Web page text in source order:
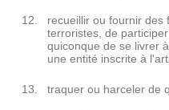
recueillir ou fournir des
terroristes, de
quiconque de se livrer
une entité inscrite à
traquer ou harceler de